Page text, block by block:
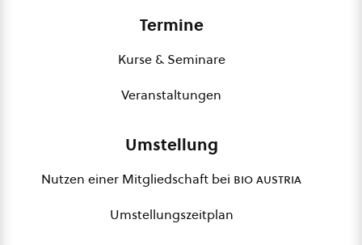
Termine
Kurse & Seminare
Veranstaltungen
Umstellung
Nutzen einer Mitgliedschaft bei bio austria
Umstellungszeitplan